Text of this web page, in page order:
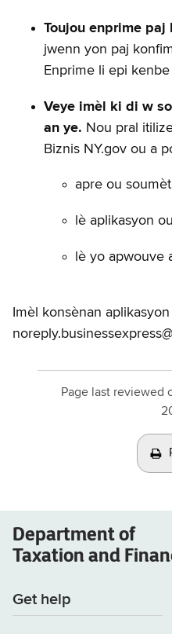
Toujou enprime paj
jwenn yon paj
Enprime li epi
Veye imèl ki di w
an ye. Nou pral
Biznis NY.gov ou a
apre ou
lè aplikasyon
lè yo apwouve
Imèl konsènan
Page last reviewed
Department of
Taxation and
Get help